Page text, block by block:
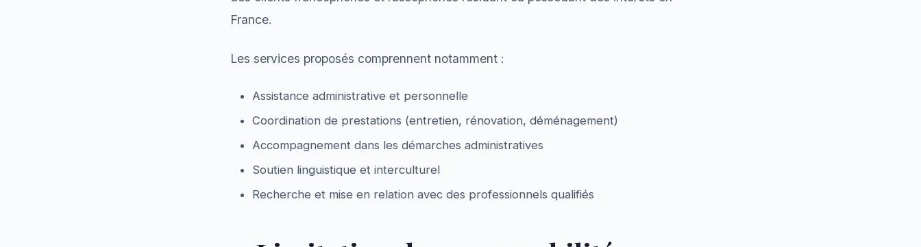
France.
Les services proposés comprennent notamment :
Assistance administrative et personnelle
Coordination de prestations (entretien, rénovation, déménagement)
Accompagnement dans les démarches administratives
Soutien linguistique et interculturel
Recherche et mise en relation avec des professionnels qualifiés